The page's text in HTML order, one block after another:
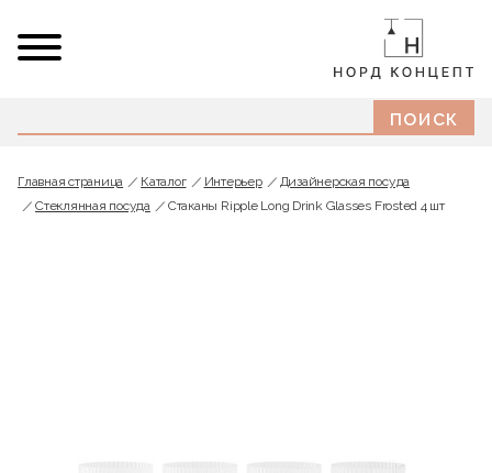
Главная страница Каталог Интерьер
Дизайнерская посуда
Стеклянная посуда
Стаканы Ripple Long Drink Glasses Frosted 4 шт